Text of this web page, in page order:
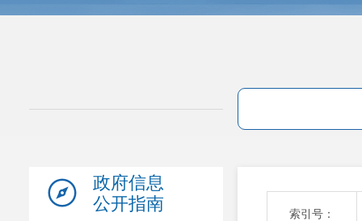
政府信息
公开指南
索引号：